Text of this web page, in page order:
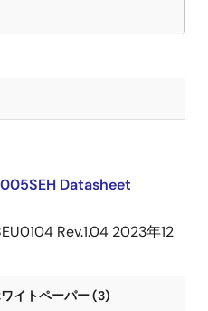
Datasheet
Rev.1.04 2023年12
イトペーパー (3)